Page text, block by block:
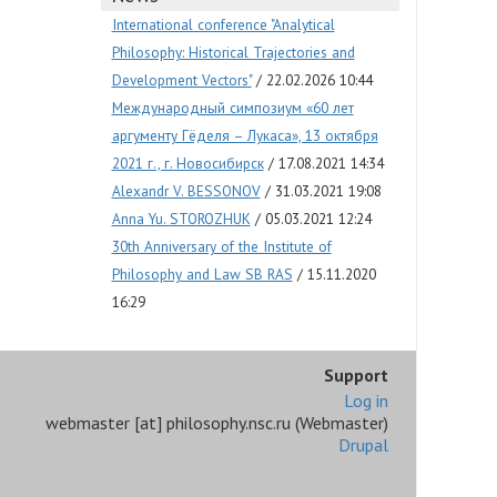
International conference "Analytical
Philosophy: Historical Trajectories and
Development Vectors"
22.02.2026 10:44
Международный симпозиум «60 лет
аргументу Гёделя – Лукаса», 13 октября
2021 г., г. Новосибирск
17.08.2021 14:34
Alexandr V. BESSONOV
31.03.2021 19:08
Anna Yu. STOROZHUK
05.03.2021 12:24
30th Anniversary of the Institute of
Philosophy and Law SB RAS
15.11.2020
16:29
Support
Log in
webmaster [at] philosophy.nsc.ru (Webmaster)
Drupal